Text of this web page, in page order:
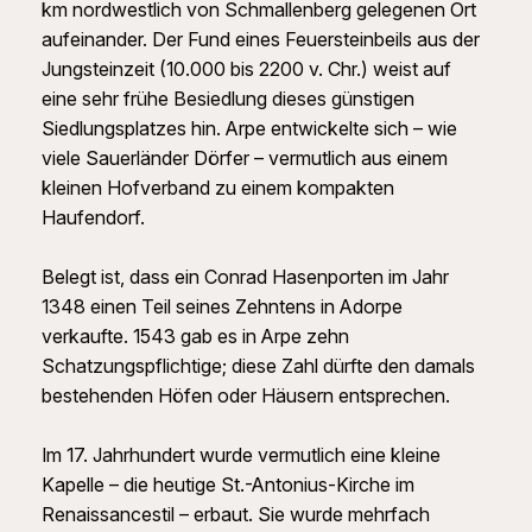
km nordwestlich von Schmallenberg gelegenen Ort
aufeinander. Der Fund eines Feuersteinbeils aus der
Jungsteinzeit (10.000 bis 2200 v. Chr.) weist auf
eine sehr frühe Besiedlung dieses günstigen
Siedlungsplatzes hin. Arpe entwickelte sich – wie
viele Sauerländer Dörfer – vermutlich aus einem
kleinen Hofverband zu einem kompakten
Haufendorf.
Belegt ist, dass ein Conrad Hasenporten im Jahr
1348 einen Teil seines Zehntens in Adorpe
verkaufte. 1543 gab es in Arpe zehn
Schatzungspflichtige; diese Zahl dürfte den damals
bestehenden Höfen oder Häusern entsprechen.
Im 17. Jahrhundert wurde vermutlich eine kleine
Kapelle – die heutige St.-Antonius-Kirche im
Renaissancestil – erbaut. Sie wurde mehrfach